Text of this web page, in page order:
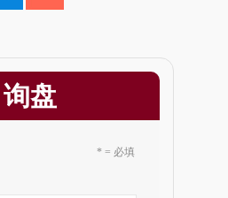
询盘
* = 必填